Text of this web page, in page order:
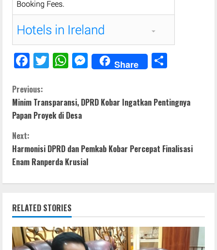
F
e
b
o
k
T
er
W
s
A
p
M
e
e
er
Share
e
C
o
n
t
u
e
Previous:
Minim Transparansi, DPRD Kobar Ingatkan Pentingnya
Papan Proyek di Desa
Next:
Harmonisi DPRD dan Pemkab Kobar Percepat Finalisasi
Enam Ranperda Krusial
RELATED STORIES